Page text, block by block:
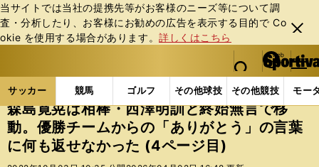
当サイトでは当社の提携先等がお客様のニーズ等について調
査・分析したり、お客様にお勧めの広告を表⽰する⽬的で Co
okie を使⽤する場合があります。詳しくはこちら
閉じ
る
web Sportiva (webスポルティーバ)
検索
マイペ
ー
ジ
メニュ
サッカー 競馬 ゴルフ その他球技 その他競技 モー
ス
ポ
ル
テ
サッカーの記事一覧 Jリーグ他 Jリーグ 森島寛
森島寛晃は相棒・西澤明訓と終始無言で移
動。優勝チームからの「ありがとう」の言葉
に何も返せなかった (4ページ目)